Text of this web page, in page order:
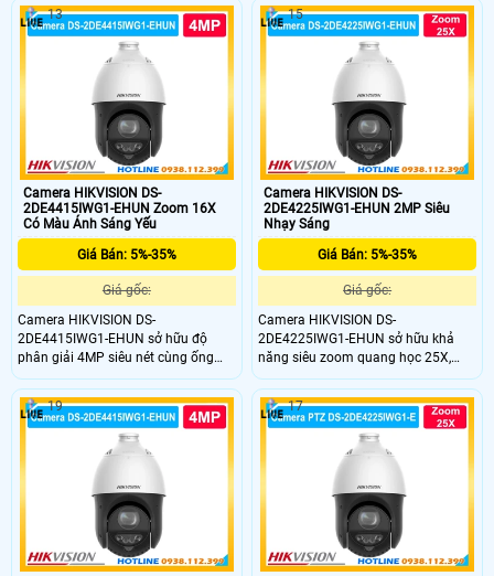
Camera HIKVISION DS-
2DE4415IWG1-EHUN Zoom 16X
Có Màu Ánh Sáng Yếu
Giá Bán: 5%-35%
Giá gốc:
Camera HIKVISION DS-
2DE4415IWG1-EHUN sở hữu độ
phân giải 4MP siêu nét cùng ống
kính zoom quang học 15X mạnh
mẽ, cho phép bắt trọn mọi chi tiết ở
khoảng cách rất xa. DS-
2DE4415IWG1-EHUN quay quét
phân khúc cao cấp này mang lại
giải pháp giám sát diện rộng lý
tưởng cho các nhà xưởng, bến bãi
hay khu đô thị lớn.
13
Camera HIKVISION DS-
2DE4225IWG1-EHUN 2MP Siêu
Nhạy Sáng
Giá Bán: 5%-35%
Giá gốc:
Camera HIKVISION DS-
2DE4225IWG1-EHUN sở hữu khả
năng siêu zoom quang học 25X,
cho phép quan sát rõ nét từng chi
tiết nhỏ ở khoảng cách cực xa. Thiết
bị giám sát đỉnh cao này mang lại
giải pháp quản lý không gian diện
rộng hoàn hảo cho các khu công
nghiệp, bãi xe hay dự án giao thông.
15
19 17